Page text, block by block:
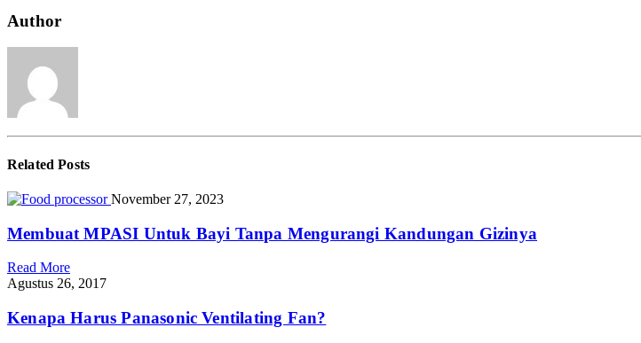
Author
RelatedPosts
November 27, 2023
Membuat MPASI Untuk Bayi Tanpa Mengurangi Kandungan Gizinya
Read More
Agustus 26, 2017
Kenapa Harus Panasonic Ventilating Fan?